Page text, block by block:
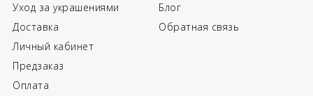
Уход за украшениями
Доставка
Личный кабинет
Предзаказ
Оплата
Блог
Обратная связь